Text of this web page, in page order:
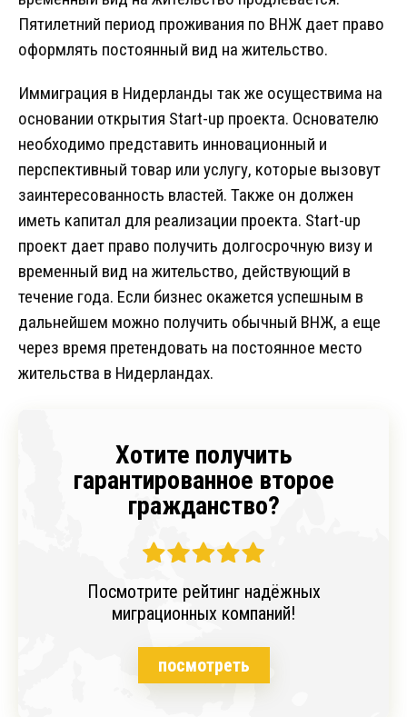
Пятилетний период проживания по ВНЖ дает право
оформлять постоянный вид на жительство.
Иммиграция в Нидерланды так же осуществима на
основании открытия Start-up проекта. Основателю
необходимо представить инновационный и
перспективный товар или услугу, которые вызовут
заинтересованность властей. Также он должен
иметь капитал для реализации проекта. Start-up
проект дает право получить долгосрочную визу и
временный вид на жительство, действующий в
течение года. Если бизнес окажется успешным в
дальнейшем можно получить обычный ВНЖ, а еще
через время претендовать на постоянное место
жительства в Нидерландах.
Хотите получить
гарантированное второе
гражданство?
Посмотрите рейтинг надёжных
миграционных компаний!
посмотреть